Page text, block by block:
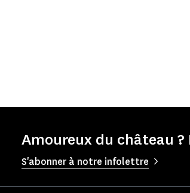
Amoureux du château
S'abonner à notre infolettre